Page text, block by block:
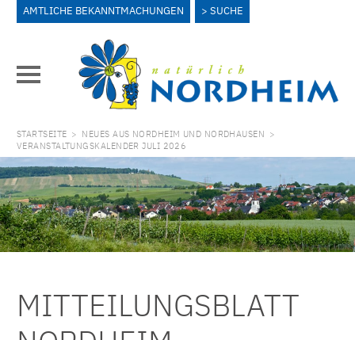
AMTLICHE BEKANNTMACHUNGEN SUCHE
STARTSEITE > NEUES AUS NORDHEIM UND NORDHAUSEN >
VERANSTALTUNGSKALENDER JULI 2026
MITTEILUNGSBLATT